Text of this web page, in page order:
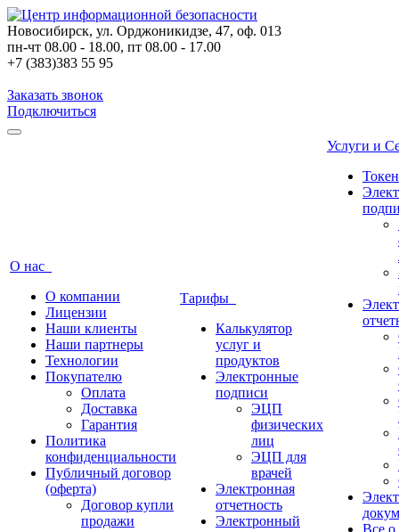
Новосибирск, ул. Орджоникидзе, 47, оф. 013
пн-чт 08.00 - 18.00, пт 08.00 - 17.00
+7 (383)383 55 95
Заказать звонок
Подключиться
О нас
О компании
Лицензии
Наши клиенты
Наши партнеры
Технологии
Покупателю
Оплата
Доставка
Гарантия
Политика
конфиденциальности
Публичный договор
(оферта)
Договор купли
продажи
Тарифы
Калькулятор
услуг и
продуктов
Электронные
подписи
ЭЦП
физических
лиц
ЭЦП для
врачей
Электронная
отчетность
Электронный
Услуги и
Все о